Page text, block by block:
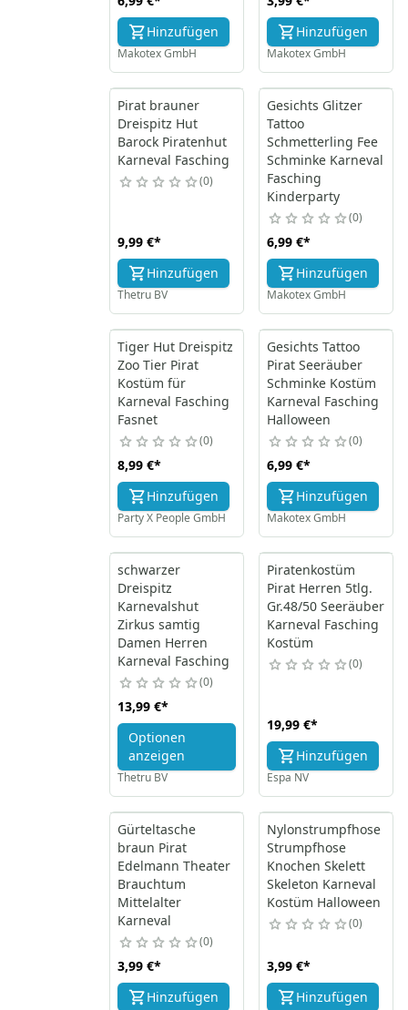
Hinzufügen
Makotex GmbH
Hinzufügen
Makotex GmbH
Pirat brauner
Dreispitz Hut
Barock Piratenhut
Karneval Fasching
0
9,99 €*
Hinzufügen
Thetru BV
Gesichts Glitzer
Tattoo
Schmetterling Fee
Schminke Karneval
Fasching
Kinderparty
0
6,99 €*
Hinzufügen
Makotex GmbH
Tiger Hut Dreispitz
Zoo Tier Pirat
Kostüm für
Karneval Fasching
Fasnet
0
8,99 €*
Hinzufügen
Party X People GmbH
Gesichts Tattoo
Pirat Seeräuber
Schminke Kostüm
Karneval Fasching
Halloween
0
6,99 €*
Hinzufügen
Makotex GmbH
schwarzer
Dreispitz
Karnevalshut
Zirkus samtig
Damen Herren
Karneval Fasching
0
13,99 €*
Optionen
anzeigen
Thetru BV
Piratenkostüm
Pirat Herren 5tlg.
Gr.48/50 Seeräuber
Karneval Fasching
Kostüm
0
19,99 €*
Hinzufügen
Espa NV
Gürteltasche
braun Pirat
Edelmann Theater
Brauchtum
Mittelalter
Karneval
0
3,99 €*
Hinzufügen
Nylonstrumpfhose
Strumpfhose
Knochen Skelett
Skeleton Karneval
Kostüm Halloween
0
3,99 €*
Hinzufügen